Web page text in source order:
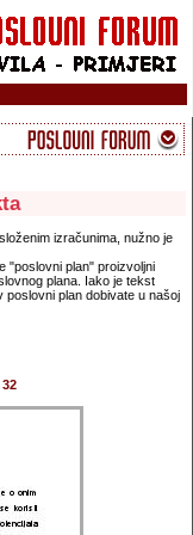
izračunima, nužno je
"poslovni plan" proizvoljni
plana. Iako je tekst
plan dobivate u našoj
32